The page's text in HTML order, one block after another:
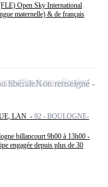
Open Sky International
maternelle) & de français
LAN - 92 - BOULOGNE-
billancourt 9h00 à 13h00 -
engagée depuis plus de 30
libéraleNon renseigné
offre à ma sélection